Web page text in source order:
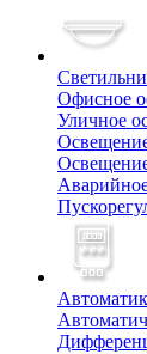
Офисное
Уличное